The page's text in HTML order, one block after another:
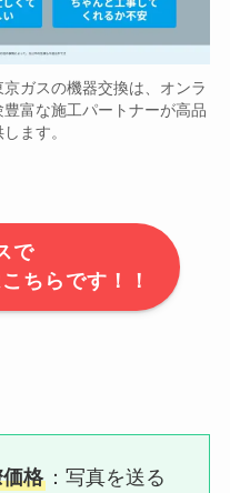
ガスの機器交換は、オンラ
富な施工パートナーが高品
ます。
で
ちらです！！
格 ：写真を送る